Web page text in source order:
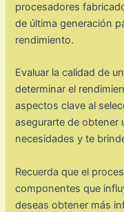
procesadores
de última generación
rendimiento.
Evaluar la calidad de
determinar el
aspectos clave al
asegurarte de obtener
necesidades y te
Recuerda que el
componentes que
deseas obtener más